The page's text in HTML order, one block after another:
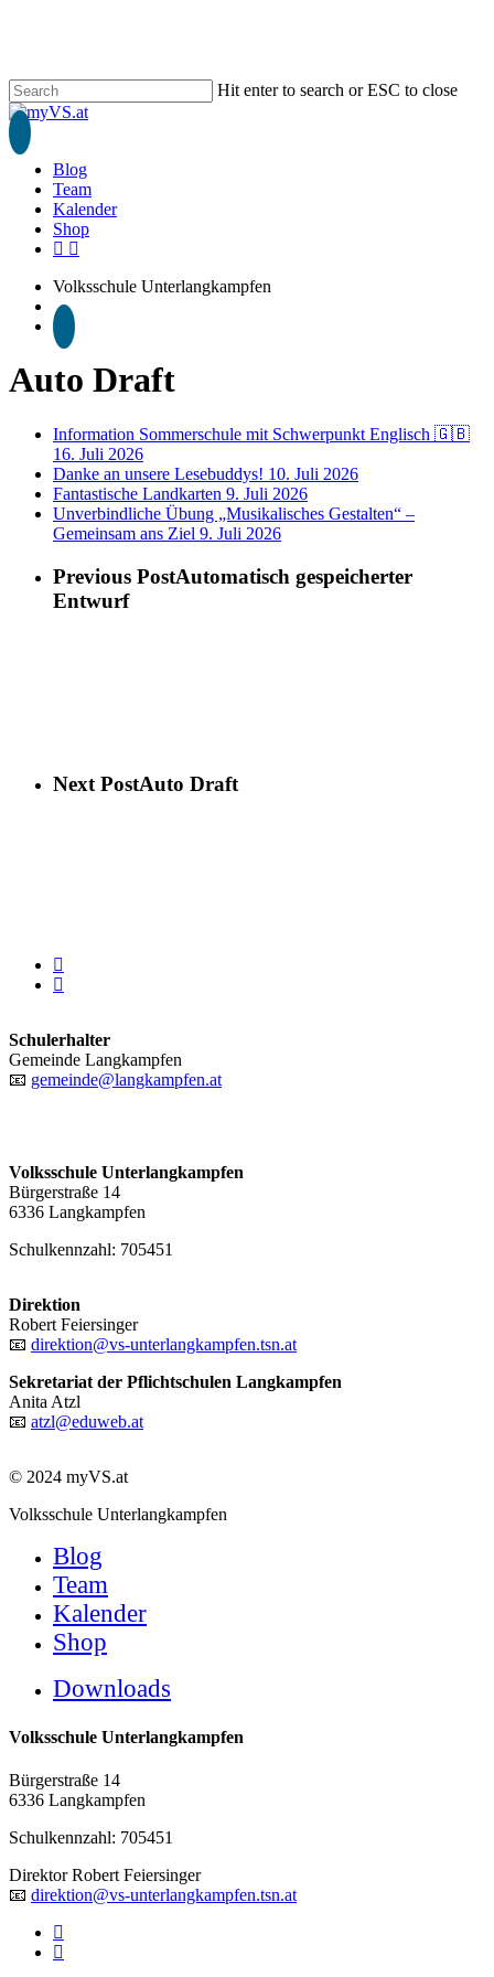
content
Hit enter to search or ESC to close
Close
Search
search
Blog
Team
Kalender
Shop
phone
email
Volksschule Unterlangkampfen
search
Auto Draft
Information Sommerschule mit Schwerpunkt Englisch 🇬🇧
16. Juli 2026
Danke an unsere Lesebuddys! 10. Juli 2026
Fantastische Landkarten 9. Juli 2026
Unverbindliche Übung „Musikalisches Gestalten“ –
Gemeinsam ans Ziel 9. Juli 2026
Previous PostAutomatisch gespeicherter
Entwurf
Next PostAuto Draft
phone
email
Schulerhalter
Gemeinde Langkampfen
📧 gemeinde@langkampfen.at
Volksschule Unterlangkampfen
Bürgerstraße 14
6336 Langkampfen
Schulkennzahl: 705451
Direktion
Robert Feiersinger
📧 direktion@vs-unterlangkampfen.tsn.at
Sekretariat der Pflichtschulen Langkampfen
Anita Atzl
📧 atzl@eduweb.at
© 2024 myVS.at
Close
Volksschule Unterlangkampfen
Blog
Team
Kalender
Shop
Downloads
Volksschule Unterlangkampfen
Bürgerstraße 14
6336 Langkampfen
Schulkennzahl: 705451
Direktor Robert Feiersinger
📧 direktion@vs-unterlangkampfen.tsn.at